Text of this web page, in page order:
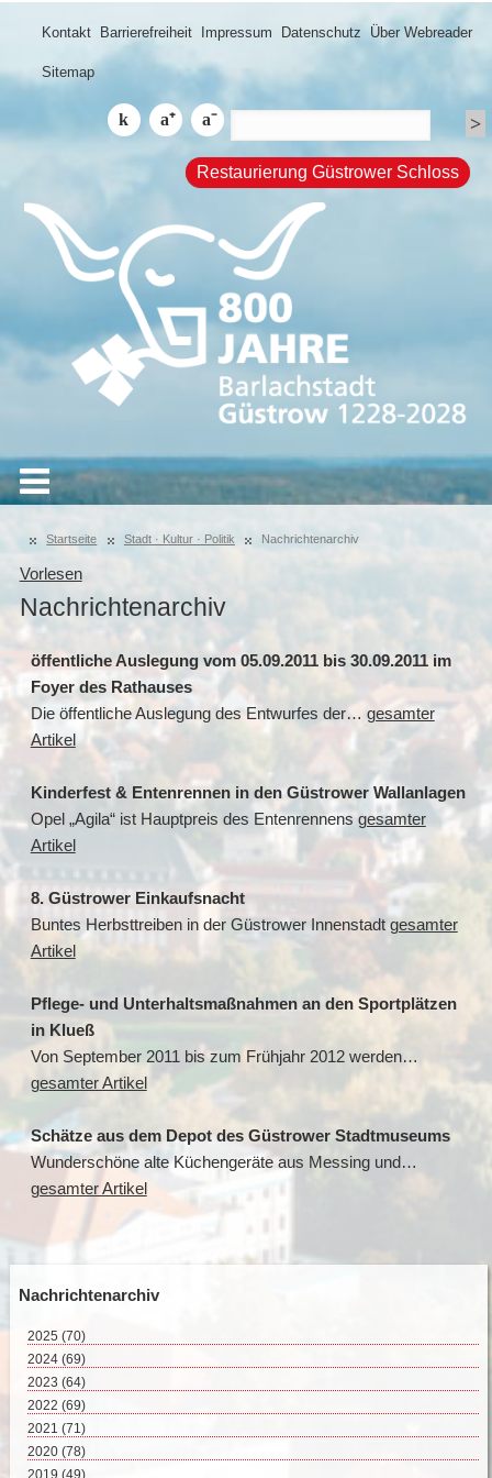
Kontakt Barrierefreiheit Impressum Datenschutz Über Webreader
Sitemap
Restaurierung Güstrower Schloss
Startseite Stadt · Kultur · Politik Nachrichtenarchiv
Vorlesen
Nachrichtenarchiv
öffentliche Auslegung vom 05.09.2011 bis 30.09.2011 im
Foyer des Rathauses
Die öffentliche Auslegung des Entwurfes der… gesamter
Artikel
Kinderfest & Entenrennen in den Güstrower Wallanlagen
Opel „Agila“ ist Hauptpreis des Entenrennens gesamter
Artikel
8. Güstrower Einkaufsnacht
Buntes Herbsttreiben in der Güstrower Innenstadt gesamter
Artikel
Pflege- und Unterhaltsmaßnahmen an den Sportplätzen
in Klueß
Von September 2011 bis zum Frühjahr 2012 werden…
gesamter Artikel
Schätze aus dem Depot des Güstrower Stadtmuseums
Wunderschöne alte Küchengeräte aus Messing und…
gesamter Artikel
Nachrichtenarchiv
2025 (70)
August 2025 (3)
Juli 2025 (9)
Juni 2025 (8)
Mai 2025 (17)
April 2025 (15)
März 2025 (12)
2024 (69)
Dezember 2024 (2)
November 2024 (11)
Oktober 2024 (7)
September 2024 (4)
August 2024 (4)
2023 (64)
Dezember 2023 (2)
November 2023 (8)
Oktober 2023 (4)
September 2023 (4)
2022 (69)
Dezember 2022 (8)
November 2022 (4)
Oktober 2022 (10)
2021 (71)
Dezember 2021 (8)
November 2021 (7)
2020 (78)
Dezember 2020 (7)